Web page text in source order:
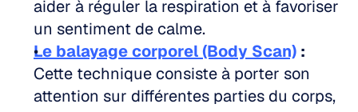
aider à réguler la respiration et à favoriser
un sentiment de calme.
Le balayage corporel (Body Scan) :
Cette technique consiste à porter son
attention sur différentes parties du corps,